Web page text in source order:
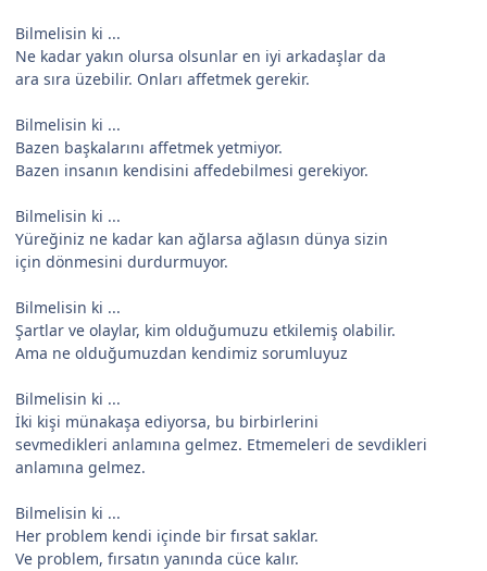
Bilmelisin ki ...
Ne kadar yakın olursa olsunlar en iyi arkadaşlar da
ara sıra üzebilir. Onları affetmek gerekir.
Bilmelisin ki ...
Bazen başkalarını affetmek yetmiyor.
Bazen insanın kendisini affedebilmesi gerekiyor.
Bilmelisin ki ...
Yüreğiniz ne kadar kan ağlarsa ağlasın dünya sizin
için dönmesini durdurmuyor.
Bilmelisin ki ...
Şartlar ve olaylar, kim olduğumuzu etkilemiş olabilir.
Ama ne olduğumuzdan kendimiz sorumluyuz
Bilmelisin ki ...
İki kişi münakaşa ediyorsa, bu birbirlerini
sevmedikleri anlamına gelmez. Etmemeleri de sevdikleri
anlamına gelmez.
Bilmelisin ki ...
Her problem kendi içinde bir fırsat saklar.
Ve problem, fırsatın yanında cüce kalır.